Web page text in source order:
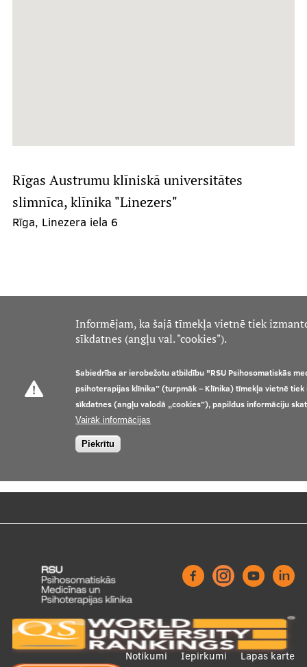
Rīgas Austrumu klīniskā universitātes
slimnīca, klīnika "Linezers"
Rīga, Linezera iela 6
Notikumi Iepirkumi Lapas karte
Informējam, ka šajā tīmekļa vietnē tiek
sīkdatnes (angļu val. "cookies").
Sabiedrība ar ierobežotu atbildību "RSU Psihosomatiskās
psihoterapijas klīnika” (turpmāk – Klīnika) tīmekļa vietnē tiek
sīkdatnes (angļu valodā „cookies”), papildus informāciju
Vairāk informācijas
Piekrītu